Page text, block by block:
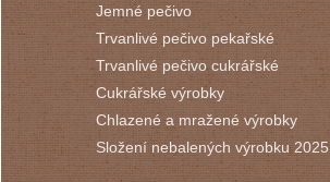
Jemné pečivo
Trvanlivé pečivo pekařské
Trvanlivé pečivo cukrářské
Cukrářské výrobky
Chlazené a mražené výrobky
Složení nebalených výrobku 2025